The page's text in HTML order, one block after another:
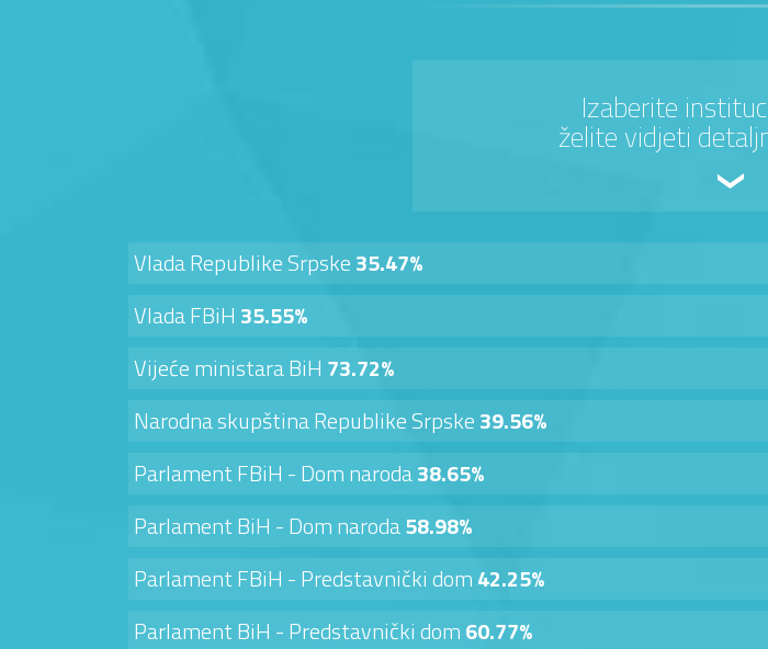
Izaberite
želite vidjeti
Vlada Republike Srpske35.47%
Vlada FBiH 35.55%
Vijeće ministara BiH 73.72%
Narodna skupština Republike Srpske39.56%
Parlament FBiH - Dom naroda38.65%
Parlament BiH - Dom naroda58.98%
Parlament FBiH - Predstavnički dom42.25%
Parlament BiH - Predstavnički dom60.77%